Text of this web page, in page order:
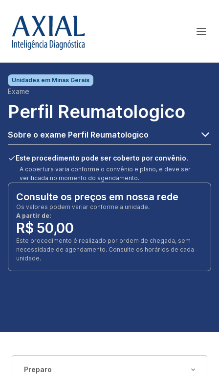
Unidades em Minas Gerais
Exame
Perfil Reumatologico
Sobre o exame Perfil Reumatologico
Este procedimento pode ser coberto por convênio.
A cobertura varia conforme o convênio e plano, e deve ser
verificada no momento do agendamento.
Consulte os preços em nossa rede
Os valores podem variar conforme a unidade.
A partir de:
R$ 50,00
Este procedimento é realizado por ordem de chegada, sem
necessidade de agendamento. Consulte os horários de cada
unidade.
Preparo